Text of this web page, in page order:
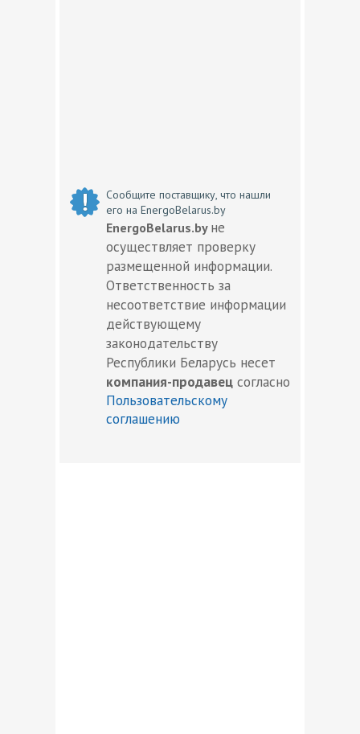
Сообщите поставщику, что нашли
его на EnergoBelarus.by
EnergoBelarus.by не
осуществляет проверку
размещенной информации.
Ответственность за
несоответствие информации
действующему
законодательству
Республики Беларусь несет
компания-продавец согласно
Пользовательскому
соглашению